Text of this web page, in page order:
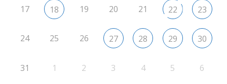
17 18 19 20 21 22 23
24 25 26 27 28 29 30
31 1 2 3 4 5 6